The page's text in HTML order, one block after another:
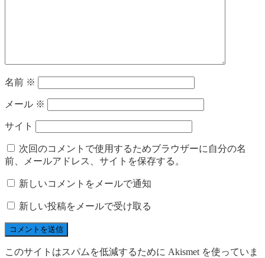
名前 ※
メール ※
サイト
次回のコメントで使用するためブラウザーに自分の名
前、メールアドレス、サイトを保存する。
新しいコメントをメールで通知
新しい投稿をメールで受け取る
このサイトはスパムを低減するために Akismet を使っていま